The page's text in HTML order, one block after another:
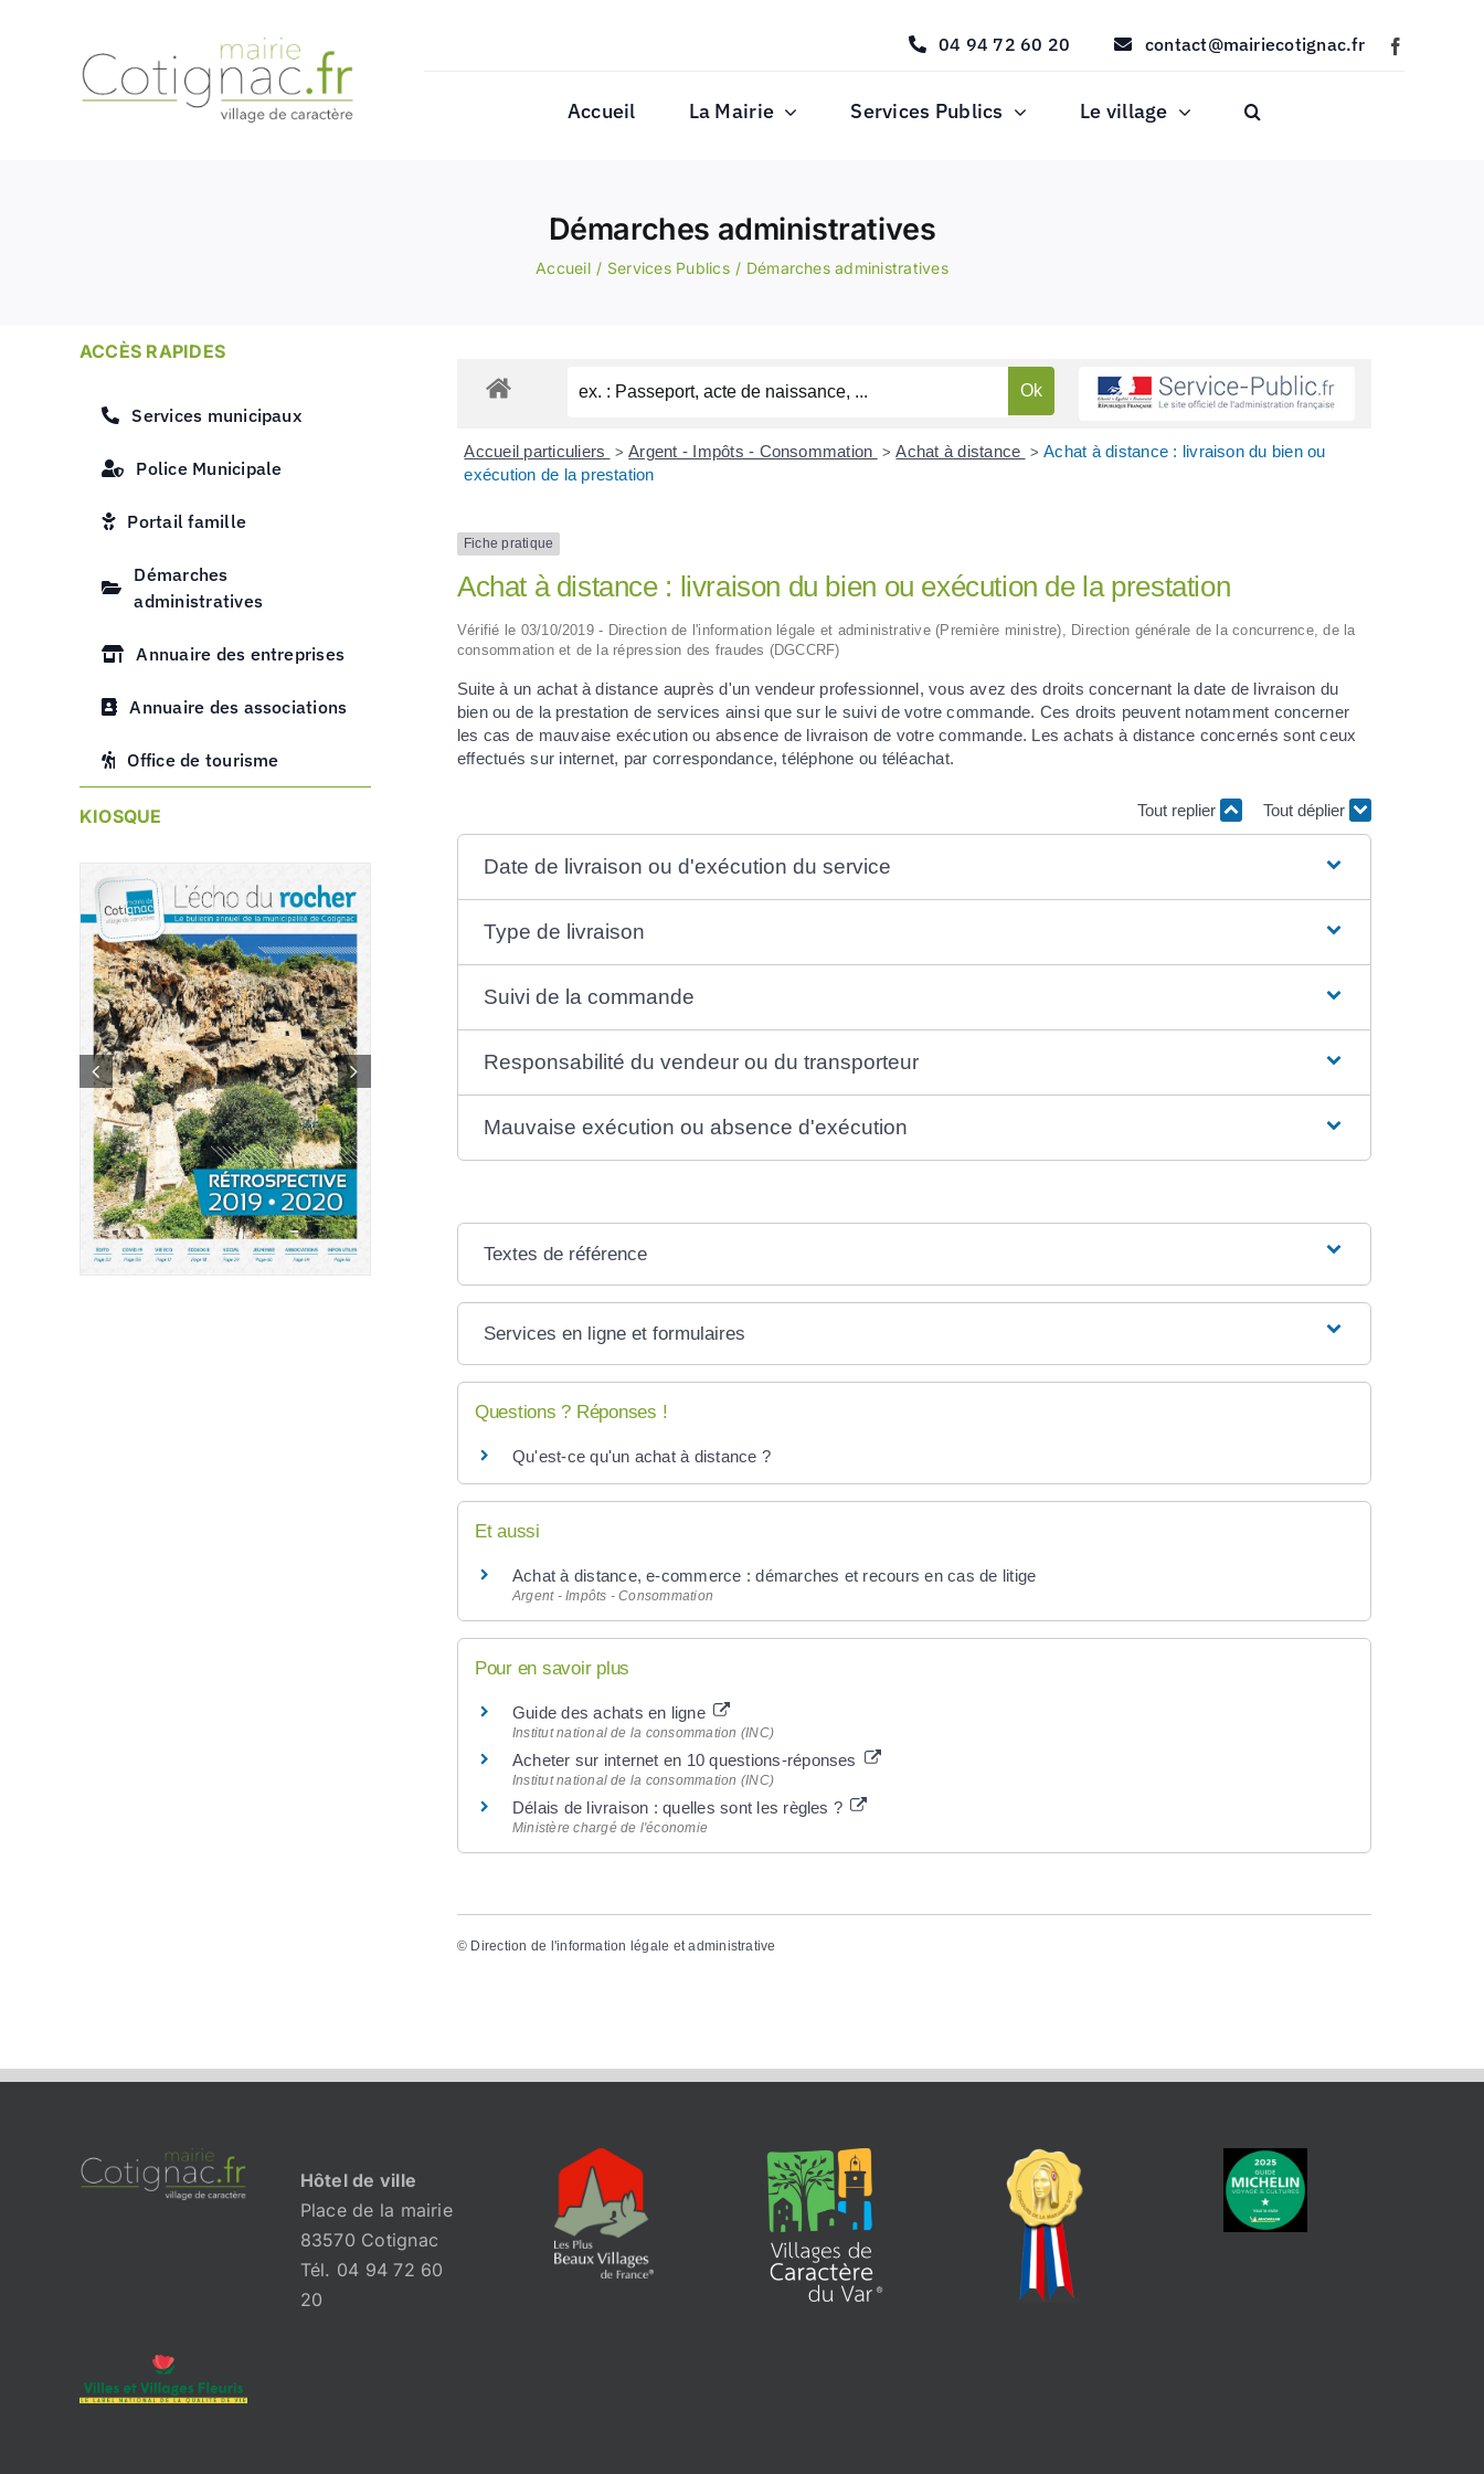
04 94 72 60 20 contact@mairiecotignac.fr
Accueil La Mairie Services Publics Le village
Démarches administratives
Accueil Services Publics Démarches administratives
ACCÈS RAPIDES
Services municipaux
Police Municipale
Portail famille
Démarches
administratives
Annuaire des entreprises
Annuaire des associations
Office de tourisme
KIOSQUE
Accueil particuliers > Argent - Impôts - Consommation > Achat à distance > Achat à distance : livraison du bien ou
exécution de la prestation
Fiche pratique
Achat à distance : livraison du bien ou exécution de la prestation
Vérifié le 03/10/2019 - Direction de l'information légale et administrative (Première ministre), Direction générale de la concurrence, de la
consommation et de la répression des fraudes (DGCCRF)
Suite à un achat à distance auprès d'un vendeur professionnel, vous avez des droits concernant la date de livraison du
bien ou de la prestation de services ainsi que sur le suivi de votre commande. Ces droits peuvent notamment concerner
les cas de mauvaise exécution ou absence de livraison de votre commande. Les achats à distance concernés sont ceux
effectués sur internet, par correspondance, téléphone ou téléachat.
Tout replier Tout déplier
Date de livraison ou d'exécution du service
Type de livraison
Suivi de la commande
Responsabilité du vendeur ou du transporteur
Mauvaise exécution ou absence d'exécution
Textes de référence
Services en ligne et formulaires
Questions ? Réponses !
Qu'est-ce qu'un achat à distance ?
Et aussi
Achat à distance, e-commerce : démarches et recours en cas de litige
Argent - Impôts - Consommation
Pour en savoir plus
Guide des achats en ligne
Institut national de la consommation (INC)
Acheter sur internet en 10 questions-réponses
Institut national de la consommation (INC)
Délais de livraison : quelles sont les règles ?
Ministère chargé de l'économie
© Direction de l'information légale et administrative
Hôtel de ville
Place de la mairie
83570 Cotignac
Tél. 04 94 72 60
20